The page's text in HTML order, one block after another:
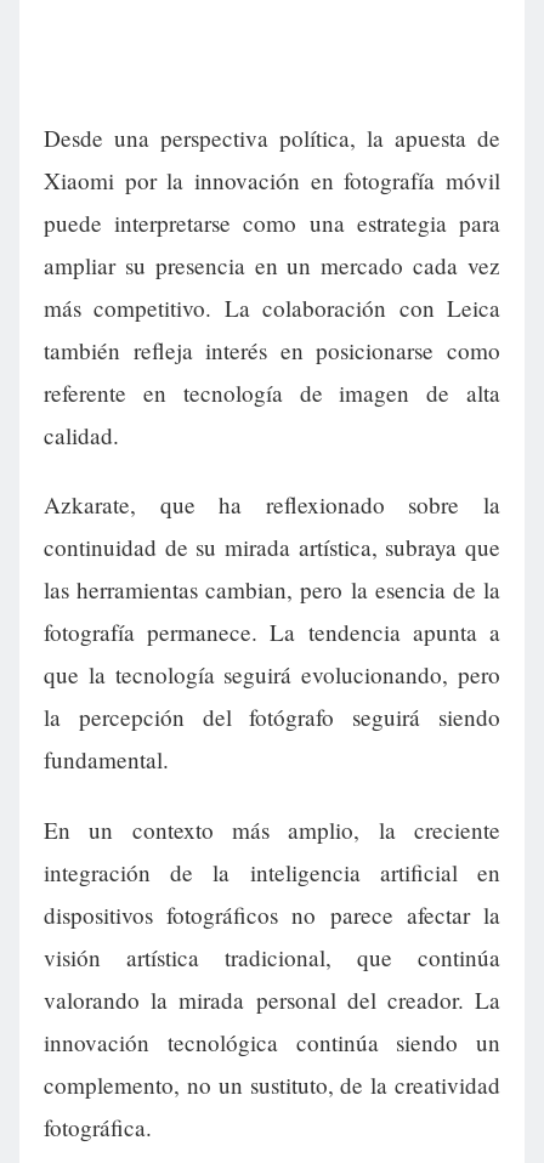
Desde una perspectiva política, la apuesta de
Xiaomi por la innovación en fotografía móvil
puede interpretarse como una estrategia para
ampliar su presencia en un mercado cada vez
más competitivo. La colaboración con Leica
también refleja interés en posicionarse como
referente en tecnología de imagen de alta
calidad.
Azkarate, que ha reflexionado sobre la
continuidad de su mirada artística, subraya que
las herramientas cambian, pero la esencia de la
fotografía permanece. La tendencia apunta a
que la tecnología seguirá evolucionando, pero
la percepción del fotógrafo seguirá siendo
fundamental.
En un contexto más amplio, la creciente
integración de la inteligencia artificial en
dispositivos fotográficos no parece afectar la
visión artística tradicional, que continúa
valorando la mirada personal del creador. La
innovación tecnológica continúa siendo un
complemento, no un sustituto, de la creatividad
fotográfica.